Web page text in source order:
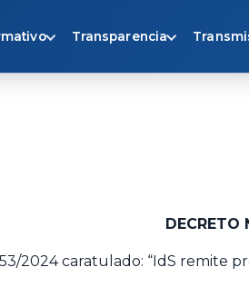
Transparencia
DECRETO
2024 caratulado: “IdS remite